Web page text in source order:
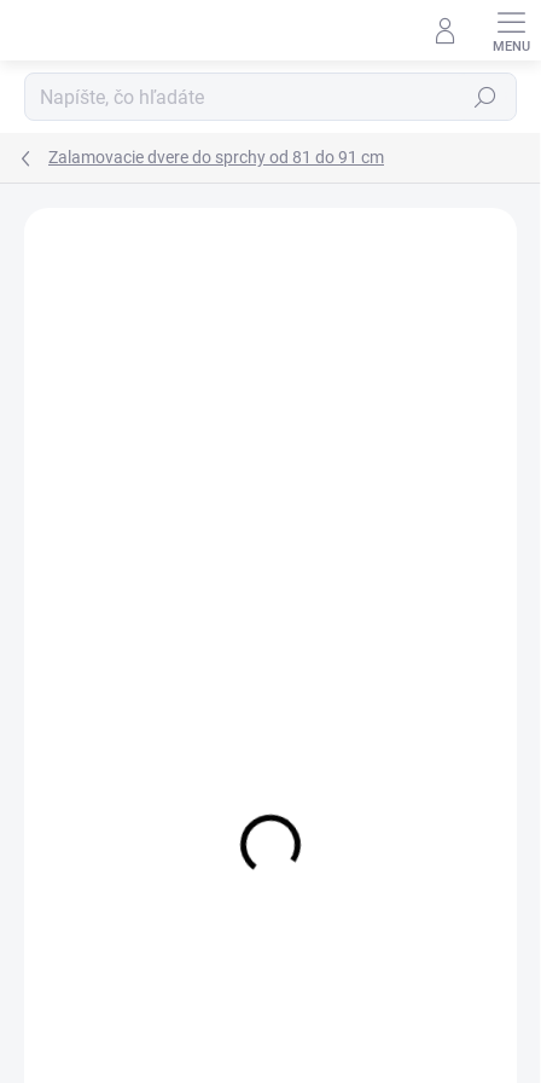
Hľadať
Zalamovacie dvere do sprchy od 81 do 91 cm